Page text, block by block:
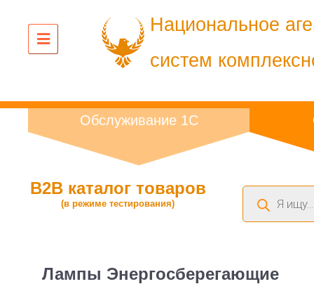
Национальное
систем
Обслуживание 1С
B2B каталог товаров
(в режиме тестирования)
Поиск
товаров
Лампы Энергосберегающие